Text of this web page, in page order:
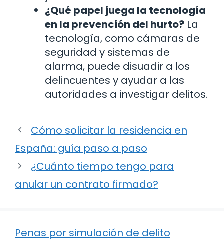
¿Qué papel juega la tecnología
en la prevención del hurto? La
tecnología, como cámaras de
seguridad y sistemas de
alarma, puede disuadir a los
delincuentes y ayudar a las
autoridades a investigar delitos.
Cómo solicitar la residencia en
España: guía paso a paso
¿Cuánto tiempo tengo para
anular un contrato firmado?
Penas por simulación de delito